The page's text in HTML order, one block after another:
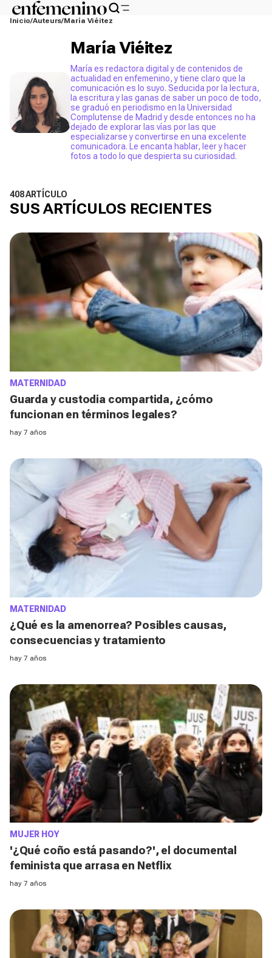
Inicio Auteurs María Viéitez
María Viéitez
María es redactora digital y de contenidos de
actualidad en enfemenino, y tiene claro que la
comunicación es lo suyo. Seducida por la lectura,
la escritura y las ganas de saber un poco de todo,
se graduó en periodismo en la Universidad
Complutense de Madrid y desde entonces no ha
dejado de explorar las vías por las que
especializarse y convertirse en una excelente
comunicadora. Le encanta hablar, leer y hacer
fotos a todo lo que despierta su curiosidad.
408 ARTÍCULO
SUS ARTÍCULOS RECIENTES
MATERNIDAD
Guarda y custodia compartida, ¿cómo
funcionan en términos legales?
hay 7 años
MATERNIDAD
¿Qué es la amenorrea? Posibles causas,
consecuencias y tratamiento
hay 7 años
MUJER HOY
'¿Qué coño está pasando?', el documental
feminista que arrasa en Netflix
hay 7 años